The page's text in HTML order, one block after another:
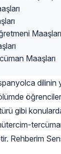
Maaşları
Maaşları
dilinin
gibi
Rehberim